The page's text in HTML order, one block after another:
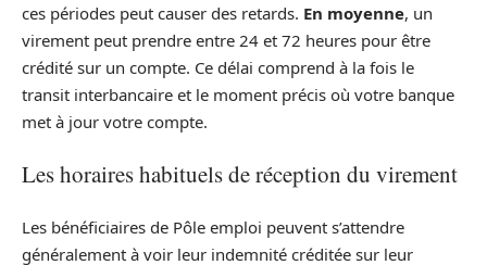
ces périodes peut causer des retards. En moyenne, un
virement peut prendre entre 24 et 72 heures pour être
crédité sur un compte. Ce délai comprend à la fois le
transit interbancaire et le moment précis où votre banque
met à jour votre compte.
Les horaires habituels de réception du virement
Les bénéficiaires de Pôle emploi peuvent s’attendre
généralement à voir leur indemnité créditée sur leur